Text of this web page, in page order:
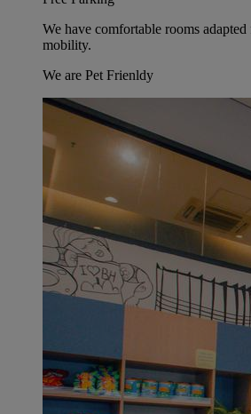
We have comfortable rooms
mobility.
We are Pet Frienldy